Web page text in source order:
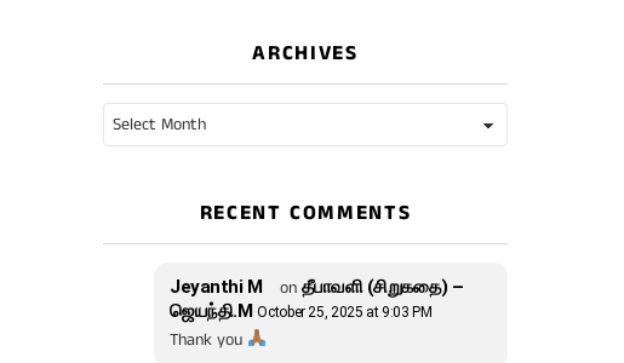
ARCHIVES
RECENT COMMENTS
Jeyanthi M on தீபாவளி (சிறுகதை) –
ஜெயந்தி.M October 25, 2025 at 9:03 PM
Thank you